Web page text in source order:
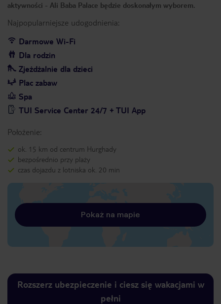
aktywności - Ali Baba Palace będzie doskonałym wyborem.
Najpopularniejsze udogodnienia:
Darmowe Wi-Fi
Dla rodzin
Zjeżdżalnie dla dzieci
Plac zabaw
Spa
TUI Service Center 24/7 + TUI App
Położenie:
ok. 15 km od centrum Hurghady
bezpośrednio przy plaży
czas dojazdu z lotniska ok. 20 min
Pokaż na mapie
Rozszerz ubezpieczenie i ciesz się wakacjami w
pełni